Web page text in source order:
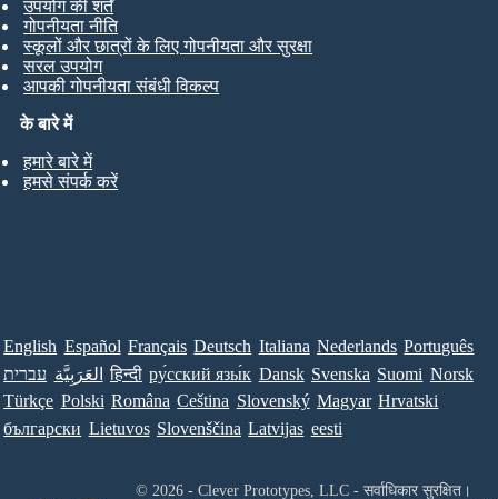
के बारे में
हमारे बारे में
हमसे संपर्क करें
उपयोग की शर्तें
गोपनीयता नीति
स्कूलों और छात्रों के लिए गोपनीयता और सुरक्षा
सरल उपयोग
आपकी गोपनीयता संबंधी विकल्प
English Español Français Deutsch Italiana Nederlands Português
עברית العَرَبِيَّة हिन्दी ру́сский язы́к Dansk Svenska Suomi Norsk
Türkçe Polski Româna Ceština Slovenský Magyar Hrvatski
български Lietuvos Slovenščina Latvijas eesti
© 2026 - Clever Prototypes, LLC - सर्वाधिकार सुरक्षित।